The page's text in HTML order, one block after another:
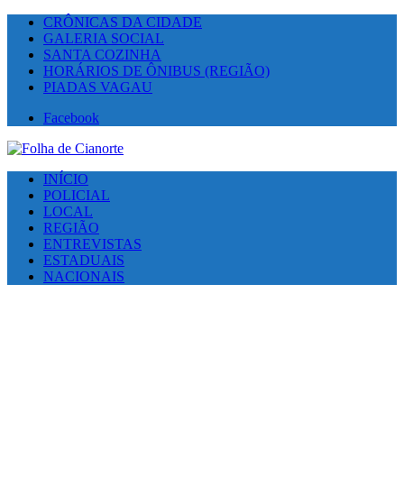
CRÔNICAS DA CIDADE
GALERIA SOCIAL
SANTA COZINHA
HORÁRIOS DE ÔNIBUS (REGIÃO)
PIADAS VAGAU
Facebook
INÍCIO
POLICIAL
LOCAL
REGIÃO
ENTREVISTAS
ESTADUAIS
NACIONAIS